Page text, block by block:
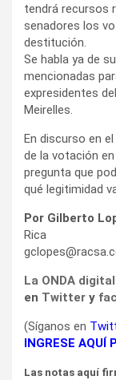
tendrá recursos
senadores los
destitución.
Se habla ya de
mencionadas
expresidentes
Meirelles.
En discurso en
de la votación
pregunta que
qué legitimidad
Por Gilberto
Rica
La ONDA digital
en Twitter y
(Síganos en
INGRESE AQUÍ
Las notas aquí